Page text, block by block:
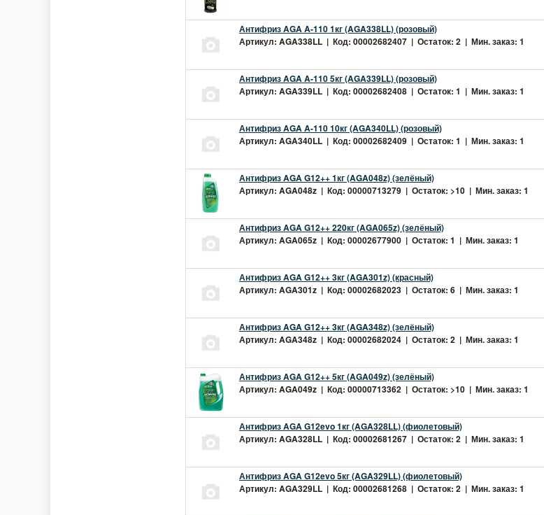
Антифриз AGA A-110 1кг (AGA338LL) (розовый)
Артикул: AGA338LL | Код: 00002682407 | Остаток: 2 | Мин. заказ: 1
Антифриз AGA A-110 5кг (AGA339LL) (розовый)
Артикул: AGA339LL | Код: 00002682408 | Остаток: 1 | Мин. заказ: 1
Антифриз AGA A-110 10кг (AGA340LL) (розовый)
Артикул: AGA340LL | Код: 00002682409 | Остаток: 1 | Мин. заказ: 1
Антифриз AGA G12++ 1кг (AGA048z) (зелёный)
Артикул: AGA048z | Код: 00000713279 | Остаток: >10 | Мин. заказ: 1
Антифриз AGA G12++ 220кг (AGA065z) (зелёный)
Артикул: AGA065z | Код: 00002677900 | Остаток: 1 | Мин. заказ: 1
Антифриз AGA G12++ 3кг (AGA301z) (красный)
Артикул: AGA301z | Код: 00002682023 | Остаток: 6 | Мин. заказ: 1
Антифриз AGA G12++ 3кг (AGA348z) (зелёный)
Артикул: AGA348z | Код: 00002682024 | Остаток: 2 | Мин. заказ: 1
Антифриз AGA G12++ 5кг (AGA049z) (зелёный)
Артикул: AGA049z | Код: 00000713362 | Остаток: >10 | Мин. заказ: 1
Антифриз AGA G12evo 1кг (AGA328LL) (фиолетовый)
Артикул: AGA328LL | Код: 00002681267 | Остаток: 2 | Мин. заказ: 1
Антифриз AGA G12evo 5кг (AGA329LL) (фиолетовый)
Артикул: AGA329LL | Код: 00002681268 | Остаток: 2 | Мин. заказ: 1